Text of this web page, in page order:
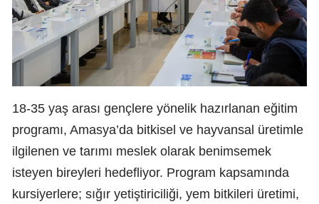
18-35 yaş arası gençlere yönelik hazırlanan eğitim
programı, Amasya’da bitkisel ve hayvansal üretimle
ilgilenen ve tarımı meslek olarak benimsemek
isteyen bireyleri hedefliyor. Program kapsamında
kursiyerlere; sığır yetiştiriciliği, yem bitkileri üretimi,